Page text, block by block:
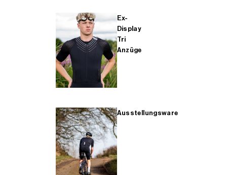
Ex-
Display
Tri
Anzüge
Ausstellungsware